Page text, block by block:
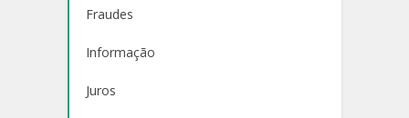
Fraudes
Informação
Juros